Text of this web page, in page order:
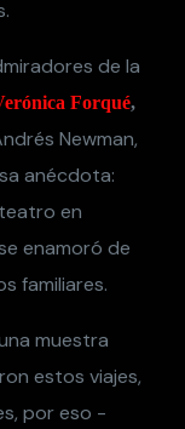
de la
Forqué,
Newman,
anécdota:
en
enamoró de
familiares.
muestra
estos viajes,
por eso -